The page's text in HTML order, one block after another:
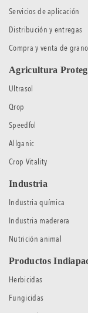
Servicios de aplicación
Distribución y entregas
Compra y venta de
Agricultura
Ultrasol
Qrop
Speedfol
Allganic
Crop Vitality
Industria
Industria química
Industria maderera
Nutrición animal
Productos
Herbicidas
Fungicidas